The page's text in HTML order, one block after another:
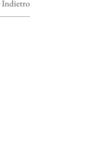
Indietro